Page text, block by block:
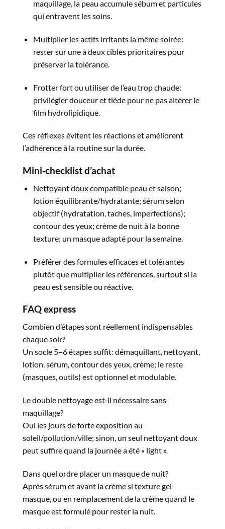
maquillage, la peau accumule sébum et particules
qui entravent les soins.​
Multiplier les actifs irritants la même soirée:
rester sur une à deux cibles prioritaires pour
préserver la tolérance.​
Frotter fort ou utiliser de l’eau trop chaude:
privilégier douceur et tiède pour ne pas altérer le
film hydrolipidique.​
Ces réflexes évitent les réactions et améliorent
l’adhérence à la routine sur la durée.​
Mini‑checklistd’achat
Nettoyant doux compatible peau et saison;
lotion équilibrante/hydratante; sérum selon
objectif (hydratation, taches, imperfections);
contour des yeux; crème de nuit à la bonne
texture; un masque adapté pour la semaine.​
Préférer des formules efficaces et tolérantes
plutôt que multiplier les références, surtout si la
peau est sensible ou réactive.​
FAQexpress
Combien d’étapes sont réellement indispensables
chaque soir?
Un socle 5–6 étapes suffit: démaquillant, nettoyant,
lotion, sérum, contour des yeux, crème; le reste
(masques, outils) est optionnel et modulable.​
Le double nettoyage est‑il nécessaire sans
maquillage?
Oui les jours de forte exposition au
soleil/pollution/ville; sinon, un seul nettoyant doux
peut suffire quand la journée a été « light ».​
Dans quel ordre placer un masque de nuit?
Après sérum et avant la crème si texture gel-
masque, ou en remplacement de la crème quand le
masque est formulé pour rester la nuit.​